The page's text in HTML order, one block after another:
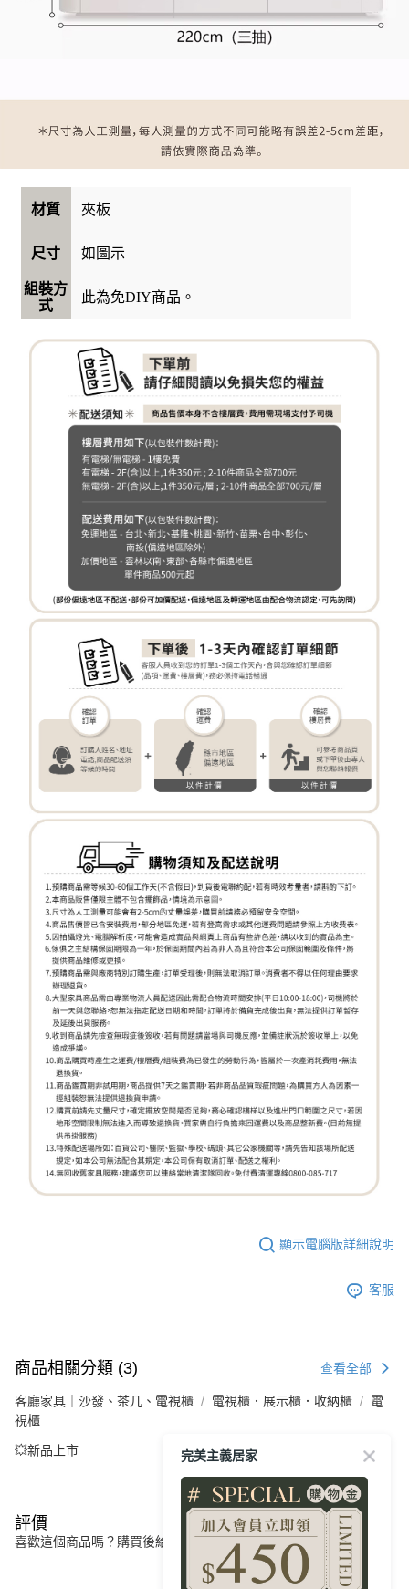
材質 夾板
尺寸 如圖示
組裝方
式
此為免DIY商品。
顯示電腦版詳細說明
客服
商品相關分類 (3) 查看全部
客廳家具｜沙發、茶几、電視櫃 電視櫃．展示櫃．收納櫃
電
視櫃
💥新品上市
評價
喜歡這個商品嗎？購買後給他一個好評吧
完美主義居家